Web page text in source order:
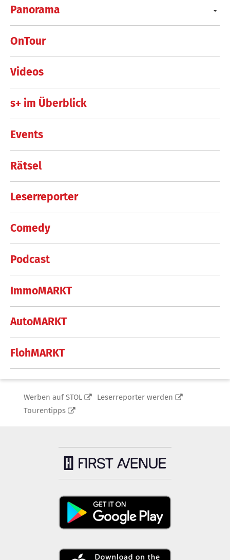
Panorama
OnTour
Videos
s+ im Überblick
Events
Rätsel
Leserreporter
Comedy
Podcast
ImmoMARKT
AutoMARKT
FlohMARKT
Werben auf STOL
Leserreporter werden
Tourentipps